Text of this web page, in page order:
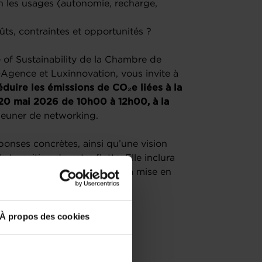
À propos des cookies
usages (autonomie, recharge,
contraintes et opportunités ?
of Sustainability de la Chambre de
et Luxinnovation, vous invite à
les émissions de CO₂e liées à la
mai 2026 de 10h00 à 12h00, à la
de networking.
concrètes, ainsi qu’une vision
transition de votre flotte. Elle inclura
Vinçotte, illustrant la mise en